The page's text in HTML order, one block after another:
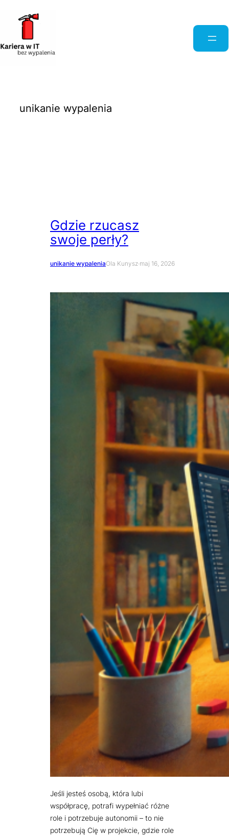
unikanie wypalenia
Gdzie rzucasz
swoje perły?
unikanie wypaleniaOla Kunysz·maj 16, 2026
Jeśli jesteś osobą, która lubi
współpracę, potrafi wypełniać różne
role i potrzebuje autonomii – to nie
potrzebują Cię w projekcie, gdzie role